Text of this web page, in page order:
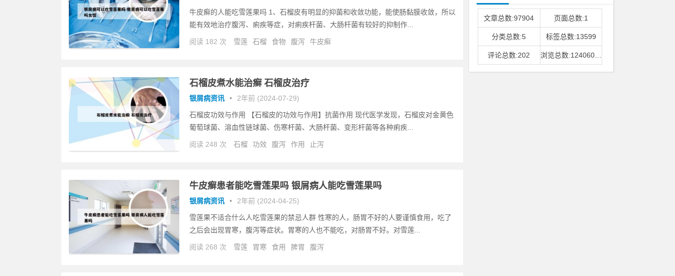
牛皮癣的人能吃雪莲果吗 1、石榴皮有明显的抑菌和收敛功能，能使肠黏膜收敛，所以
能有效地治疗腹泻、痢疾等症，对痢疾杆菌、大肠杆菌有较好的抑制作...
阅读 182 次 雪莲 石榴 食物 腹泻 牛皮癣
石榴皮煮水能治癣 石榴皮治疗
银屑病资讯 • 2年前 (2024-07-29)
石榴皮功效与作用 【石榴皮的功效与作用】抗菌作用 现代医学发现，石榴皮对金黄色
葡萄球菌、溶血性链球菌、伤寒杆菌、大肠杆菌、变形杆菌等各种痢疾...
阅读 248 次 石榴 功效 腹泻 作用 止泻
牛皮癣患者能吃雪莲果吗 银屑病人能吃雪莲果吗
银屑病资讯 • 2年前 (2024-04-25)
雪莲果不适合什么人吃雪莲果的禁忌人群 性寒的人，肠胃不好的人要谨慎食用，吃了
之后会出现胃寒，腹泻等症状。胃寒的人也不能吃，对肠胃不好。对雪莲...
阅读 268 次 雪莲 胃寒 食用 脾胃 腹泻
文章总数:97904 页面总数:1
分类总数:5 标签总数:13599
评论总数:202 浏览总数:12406006